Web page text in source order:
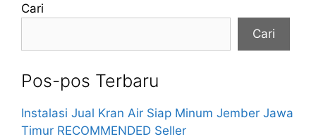
Cari
Cari
Pos-pos Terbaru
Instalasi Jual Kran Air Siap Minum Jember Jawa
Timur RECOMMENDED Seller